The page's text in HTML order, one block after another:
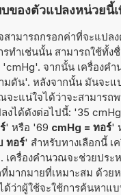
ของตัวแปลงหน่วยนี้
ามารถกรอกค่าที่จะแปล
รทำเช่นนั้น สามารถใช้ทั้
จากนั้น เครื่องค
ดัน'. หลังจากนั้น มันจะแ
จะแน่ใจได้ว่าจะสามาร
งได้ดังต่อไปนี้: '35
' หรือ '69 cmHg = ทอร์'
ทอร์' สำหรับทางเลือกนี้
เครื่องคำนวณจะช่วยปร
ที่มากมายที่เหมาะสม ด้
ด้ว่าผู้ใช้จะใช้การค้นหาแ